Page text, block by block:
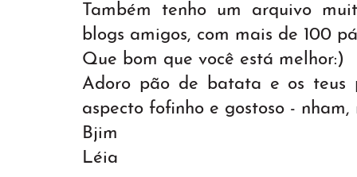
Também tenho um arquivo
blogs amigos, com mais de 100
Que bom que você está melhor:)
Adoro pão de batata e os teus
aspecto fofinho e gostoso - nham,
Bjim
Léia